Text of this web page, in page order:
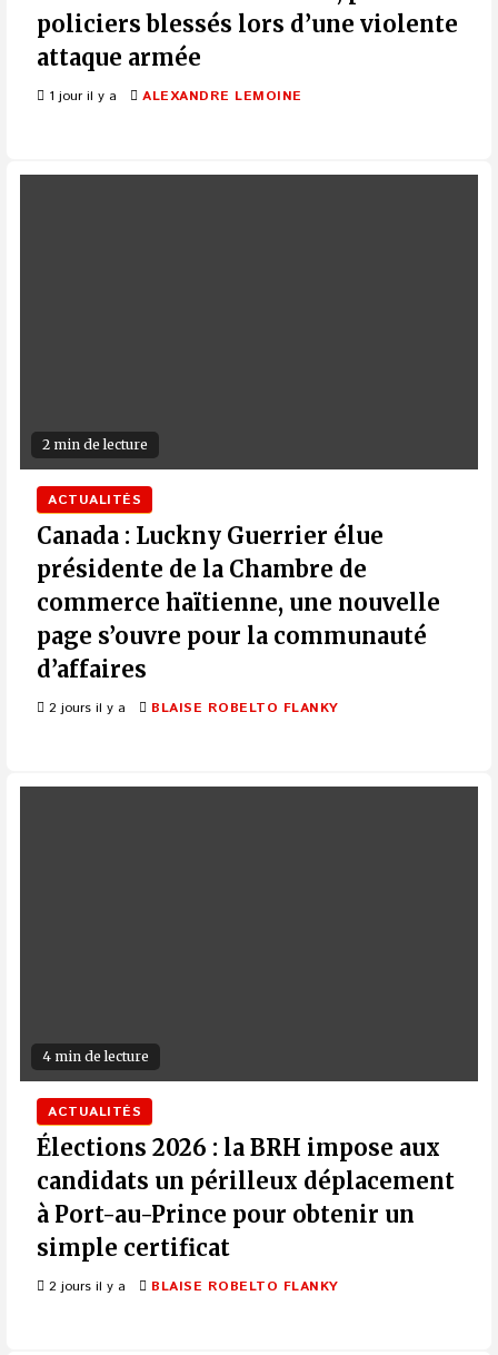
policiers blessés lors d’une violente
attaque armée
1 jour il y a ALEXANDRE LEMOINE
2 min de lecture
ACTUALITÉS
Canada : Luckny Guerrier élue
présidente de la Chambre de
commerce haïtienne, une nouvelle
page s’ouvre pour la communauté
d’affaires
2 jours il y a BLAISE ROBELTO FLANKY
4 min de lecture
ACTUALITÉS
Élections 2026 : la BRH impose aux
candidats un périlleux déplacement
à Port-au-Prince pour obtenir un
simple certificat
2 jours il y a BLAISE ROBELTO FLANKY